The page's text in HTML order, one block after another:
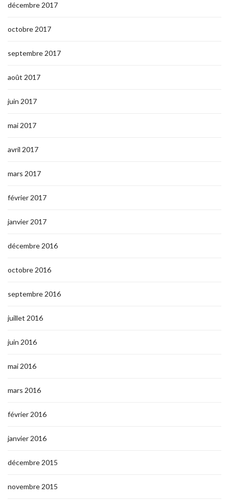
décembre 2017
octobre 2017
septembre 2017
août 2017
juin 2017
mai 2017
avril 2017
mars 2017
février 2017
janvier 2017
décembre 2016
octobre 2016
septembre 2016
juillet 2016
juin 2016
mai 2016
mars 2016
février 2016
janvier 2016
décembre 2015
novembre 2015